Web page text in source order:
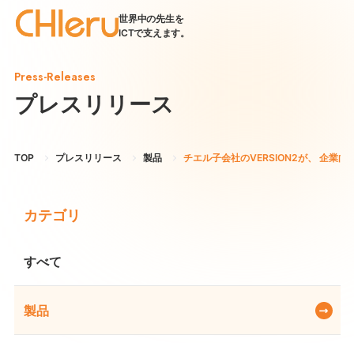
世界中の先生を
ICTで支えます。
Press-Releases
プレスリリース
TOP プレスリリース 製品 チエル子会社のVERSION2が、 企業
カテゴリ
すべて
製品